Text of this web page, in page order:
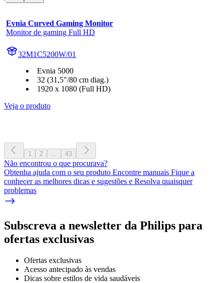
Evnia Curved Gaming Monitor
Monitor de gaming Full HD
32M1C5200W/01
Evnia 5000
32 (31,5"/80 cm diag.)
1920 x 1080 (Full HD)
Veja o produto
1 2 43
Não encontrou o que procurava?
Obtenha ajuda com o seu produto Encontre manuais Fique a
conhecer as melhores dicas e sugestões e Resolva quaisquer
problemas
Subscreva a newsletter da Philips para
ofertas exclusivas
Ofertas exclusivas
Acesso antecipado às vendas
Dicas sobre estilos de vida saudáveis